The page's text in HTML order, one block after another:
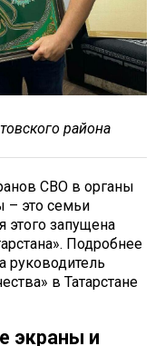
района
СВО в органы
– это семьи
этого запущена
Подробнее
руководитель
в Татарстане
экраны и